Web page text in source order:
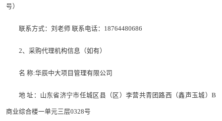
号）
联系方式：刘老师 联系电话：18764480686
2、采购代理机构信息（如有）
名 称:华辰中大项目管理有限公司
地 址：山东省济宁市任城区县（区）李营共青团路西（鑫声玉城）B
商业综合楼一单元三层0328号